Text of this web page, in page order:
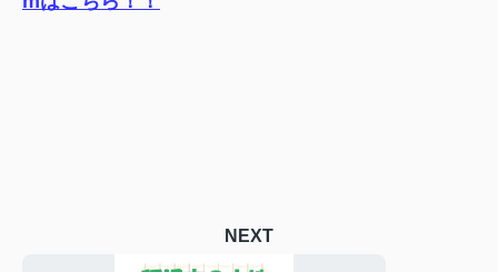
NEXT